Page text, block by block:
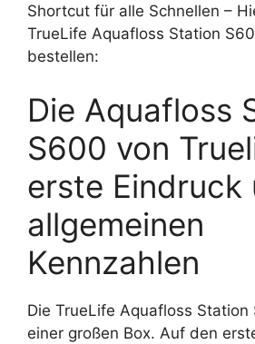
Shortcut für alle Schnellen –
TrueLife Aquafloss Station
bestellen:
Die Aquafloss
S600 von
erste Eindruck
allgemeinen
Kennzahlen
Die TrueLife Aquafloss
einer großen Box. Auf den